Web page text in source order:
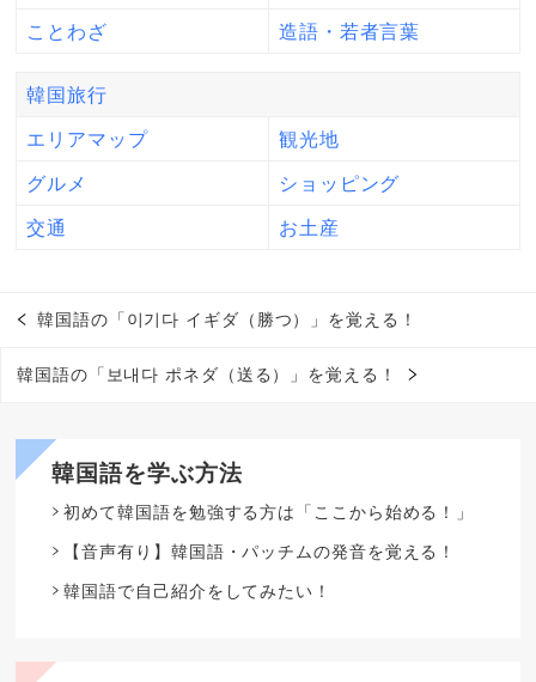
ことわざ 造語・若者言葉
韓国旅行
エリアマップ 観光地
グルメ ショッピング
交通 お土産
韓国語の「이기다 イギダ（勝つ）」を覚える！
韓国語の「보내다 ポネダ（送る）」を覚える！
韓国語を学ぶ方法
初めて韓国語を勉強する方は「ここから始める！」
【音声有り】韓国語・パッチムの発音を覚える！
韓国語で自己紹介をしてみたい！